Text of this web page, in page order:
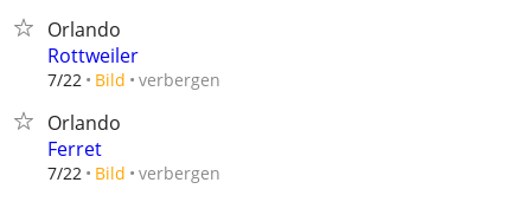
Orlando
Rottweiler
7/22 Bild verbergen
Orlando
Ferret
7/22 Bild verbergen